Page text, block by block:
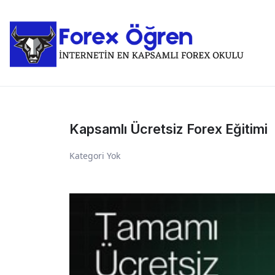
Kapsamlı Ücretsiz Forex Eğitimi
Kategori Yok